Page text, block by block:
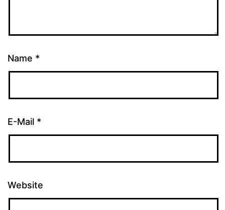
Name *
E-Mail *
Website